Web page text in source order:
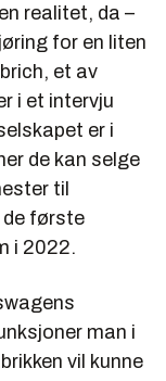
realitet, da –
for en liten
et av
i et intervju
er i
de kan selge
til
de første
i 2022.
man i
vil kunne